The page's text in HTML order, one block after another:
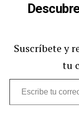
Suscríbete y
tu
Escribe
tu